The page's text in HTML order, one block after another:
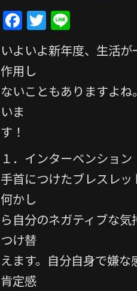
F
a
c
e
b
o
k
T
w
itt
n
e
いよいよ新年度、生活
作用し
ないこともありますよ
いま
す！
１．インターベンショ
手首につけたブレスレ
何かし
ら自分のネガティブな
つけ替
えます。自分自身で嫌
肯定感